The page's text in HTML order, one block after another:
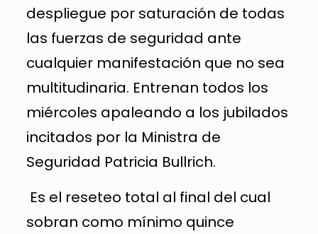
despliegue por saturación de todas
las fuerzas de seguridad ante
cualquier manifestación que no sea
multitudinaria. Entrenan todos los
miércoles apaleando a los jubilados
incitados por la Ministra de
Seguridad Patricia Bullrich.
Es el reseteo total al final del cual
sobran como mínimo quince